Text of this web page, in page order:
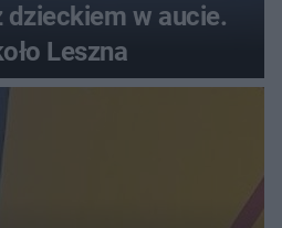
dzieckiem w aucie.
Leszna